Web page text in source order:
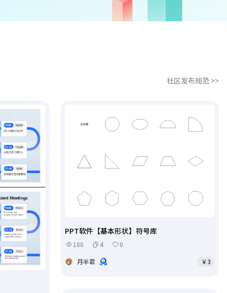
社区发布规范 >>
PPT软件【基本形状】符号库
180 4
0
月半君
￥3